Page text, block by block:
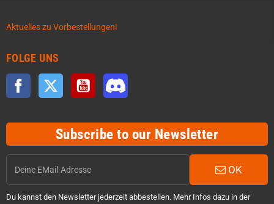
Aktuelles zu Vorbestellungen!
FOLGE UNS
Facebook Twitter YouTube
Subscribe to our Newsletter
OK
Du kannst den Newsletter jederzeit abbestellen. Mehr Infos dazu in der